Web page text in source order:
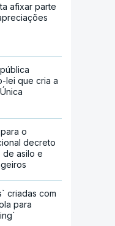
afixar parte
lei que cria a
o
decreto
de asilo e
criadas com
para